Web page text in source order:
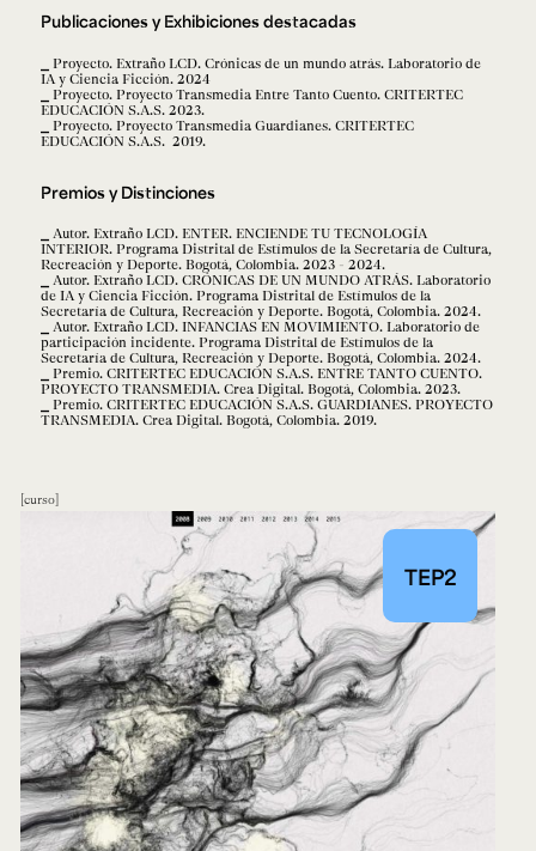
Publicaciones y Exhibiciones destacadas
Proyecto. Extraño LCD. Crónicas de un mundo atrás. Laboratorio de
IA y Ciencia Ficción. 2024
Proyecto. Proyecto Transmedia Entre Tanto Cuento. CRITERTEC
EDUCACIÓN S.A.S. 2023.
Proyecto. Proyecto Transmedia Guardianes. CRITERTEC
EDUCACIÓN S.A.S. 2019.
Premios y Distinciones
Autor. Extraño LCD. ENTER. ENCIENDE TU TECNOLOGÍA
INTERIOR. Programa Distrital de Estímulos de la Secretaría de Cultura,
Recreación y Deporte. Bogotá, Colombia. 2023 - 2024.
Autor. Extraño LCD. CRÓNICAS DE UN MUNDO ATRÁS. Laboratorio
de IA y Ciencia Ficción. Programa Distrital de Estímulos de la
Secretaría de Cultura, Recreación y Deporte. Bogotá, Colombia. 2024.
Autor. Extraño LCD. INFANCIAS EN MOVIMIENTO. Laboratorio de
participación incidente. Programa Distrital de Estímulos de la
Secretaría de Cultura, Recreación y Deporte. Bogotá, Colombia. 2024.
Premio. CRITERTEC EDUCACIÓN S.A.S. ENTRE TANTO CUENTO.
PROYECTO TRANSMEDIA. Crea Digital. Bogotá, Colombia. 2023.
Premio. CRITERTEC EDUCACIÓN S.A.S. GUARDIANES. PROYECTO
TRANSMEDIA. Crea Digital. Bogotá, Colombia. 2019.
curso
TEP2